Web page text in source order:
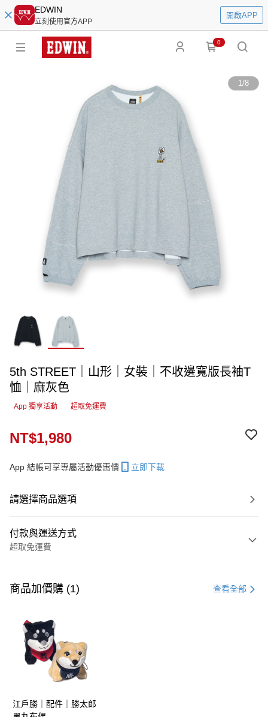
EDWIN
立刻使用官方APP
開啟APP
0
1/8
5th STREET｜山形｜女裝｜不收邊寬版長袖T
恤｜麻灰色
App 獨享活動 超取免運費
NT$1,980
App 結帳可享專屬活動優惠價 立即下載
請選擇商品選項
付款與運送方式
超取免運費
信用卡一次付款
LINE Pay
AFTEE先享後付
【關於「AFTEE先享後付」】
便利好安心！
１．簡單：不需註冊會員、不需綁卡、不需儲值。
商品加價購 (1) 查看全部
江戶勝｜配件｜勝太郎